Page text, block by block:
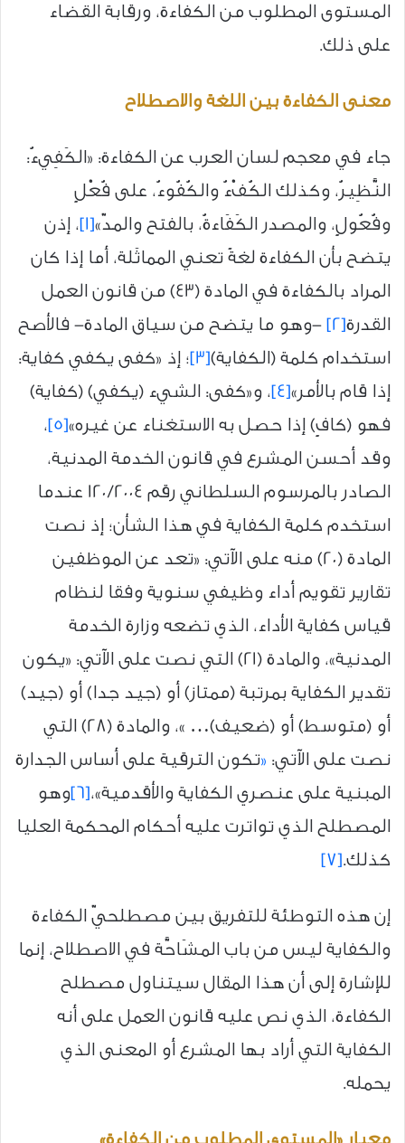
المستوى المطلوب من الكفاءة، ورقابة القضاء
على ذلك.
معنى الكفاءة بين اللغة والاصطلاح
جاء في معجم لسان العرب عن الكفاءة: «الكَفِيءُ:
النَّظِيرُ، وكذلك الكُفْءُ والكُفُوءُ، على فُعْلٍ
وفُعُولٍ، والمصدر الكَفَاءةُ، بالفتح والمدّ»[1] ، إذن
يتضح بأن الكفاءة لغةً تعني المماثَلة، أما إذا كان
المراد بالكفاءة في المادة (43) من قانون العمل
القدرة[2]
-وهو ما يتضح من سياق المادة- فالأصح
استخدام كلمة (الكفاية)[3]
؛ إذ «كفى يكفي كفاية:
إذا قام بالأمر»[4]
، و«كفى: الشيء (يكفي) (كفاية)
فهو (كافٍ) إذا حصل به الاستغناء عن غيره»[5]
،
وقد أحسن المشرع في قانون الخدمة المدنية،
الصادر بالمرسوم السلطاني رقم 120/2004 عندما
استخدم كلمة الكفاية في هذا الشأن؛ إذ نصت
المادة (20) منه على الآتي: «تعد عن الموظفين
تقارير تقويم أداء وظيفي سنوية وفقا لنظام
قياس كفاية الأداء، الذي تضعه وزارة الخدمة
المدنية»، والمادة (21) التي نصت على الآتي: «يكون
تقدير الكفاية بمرتبة (ممتاز) أو (جيد جدا) أو (جيد)
أو (متوسط) أو (ضعيف)… »، والمادة (28) التي
نصت على الآتي: «تكون الترقية على أساس الجدارة
المبنية على عنصري الكفاية والأقدمية»،[6]
وهو
المصطلح الذي تواترت عليه أحكام المحكمة العليا
كذلك.[7]
إن هذه التوطئة للتفريق بين مصطلحيّ الكفاءة
والكفاية ليس من باب المشَاحَّة في الاصطلاح، إنما
للإشارة إلى أن هذا المقال سيتناول مصطلح
الكفاءة، الذي نص عليه قانون العمل على أنه
الكفاية التي أراد بها المشرع أو المعنى الذي
يحمله.